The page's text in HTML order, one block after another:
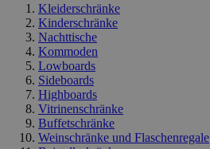
Kleiderschränke
Kinderschränke
Nachttische
Kommoden
Lowboards
Sideboards
Highboards
Vitrinenschränke
Buffetschränke
Weinschränke und Flaschenregale